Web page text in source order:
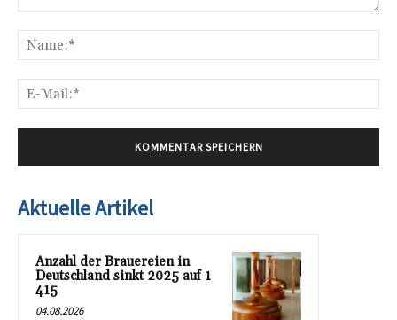
Aktuelle Artikel
Anzahl der Brauereien in
Deutschland sinkt 2025 auf 1
415
04.08.2026